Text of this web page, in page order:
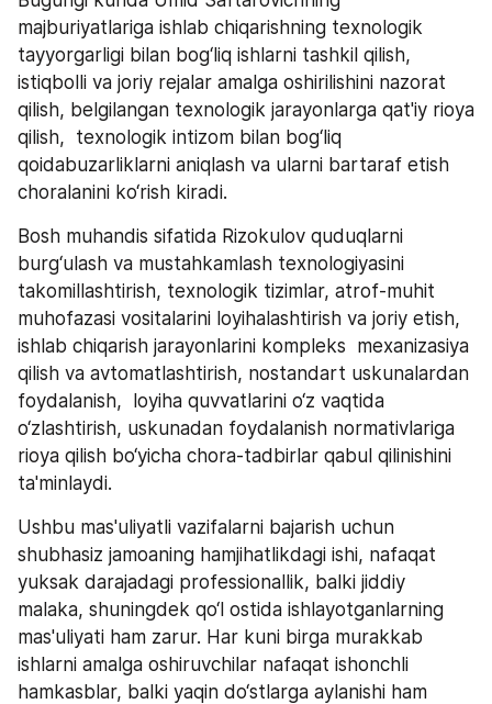
majburiyatlariga ishlab chiqarishning texnologik
tayyorgarligi bilan bog‘liq ishlarni tashkil qilish,
istiqbolli va joriy rejalar amalga oshirilishini nazorat
qilish, belgilangan texnologik jarayonlarga qat'iy rioya
qilish,  texnologik intizom bilan bog‘liq
qoidabuzarliklarni aniqlash va ularni bartaraf etish
choralanini ko‘rish kiradi.
Bosh muhandis sifatida Rizokulov quduqlarni
burg‘ulash va mustahkamlash texnologiyasini
takomillashtirish, texnologik tizimlar, atrof-muhit
muhofazasi vositalarini loyihalashtirish va joriy etish,
ishlab chiqarish jarayonlarini kompleks  mexanizasiya
qilish va avtomatlashtirish, nostandart uskunalardan
foydalanish,  loyiha quvvatlarini o‘z vaqtida
o‘zlashtirish, uskunadan foydalanish normativlariga
rioya qilish bo‘yicha chora-tadbirlar qabul qilinishini
ta'minlaydi.
Ushbu mas'uliyatli vazifalarni bajarish uchun
shubhasiz jamoaning hamjihatlikdagi ishi, nafaqat
yuksak darajadagi professionallik, balki jiddiy
malaka, shuningdek qo‘l ostida ishlayotganlarning
mas'uliyati ham zarur. Har kuni birga murakkab
ishlarni amalga oshiruvchilar nafaqat ishonchli
hamkasblar, balki yaqin do‘stlarga aylanishi ham